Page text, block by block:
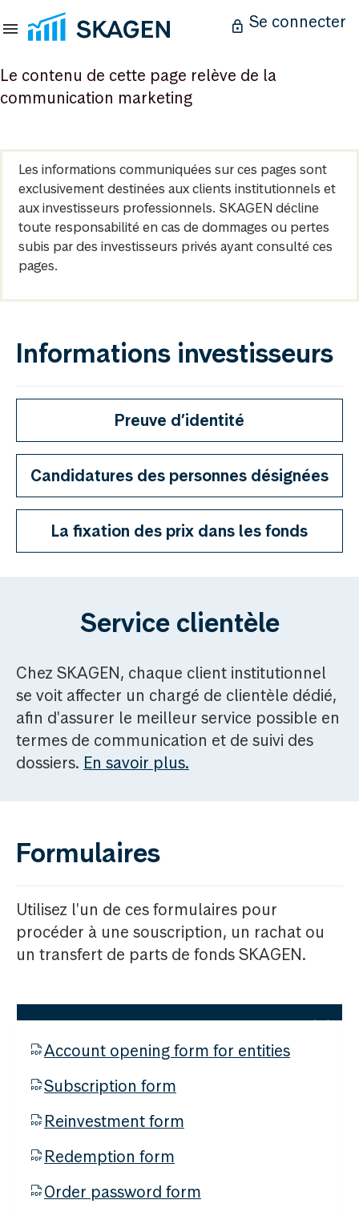
Se connecter
Le contenu de cette page relève de la
communication marketing
Les informations communiquées sur ces pages sont
exclusivement destinées aux clients institutionnels et
aux investisseurs professionnels. SKAGEN décline
toute responsabilité en cas de dommages ou pertes
subis par des investisseurs privés ayant consulté ces
pages.
Informations investisseurs
Preuve d’identité
Candidatures des personnes désignées
La fixation des prix dans les fonds
Service clientèle
Chez SKAGEN, chaque client institutionnel
se voit affecter un chargé de clientèle dédié,
afin d'assurer le meilleur service possible en
termes de communication et de suivi des
dossiers. En savoir plus.
Formulaires
Utilisez l'un de ces formulaires pour
procéder à une souscription, un rachat ou
un transfert de parts de fonds SKAGEN.
Account opening form for entities
Subscription form
Reinvestment form
Redemption form
Order password form